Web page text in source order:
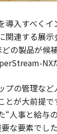
導入すべく
関連する展
の製品が候
NX
プの管理な
とが大前提で
“人事と給与
な要素でし